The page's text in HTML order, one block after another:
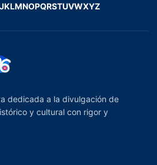
JKLMNOPQRSTUVWXYZ
dedicada a la divulgación de
y cultural con rigor y